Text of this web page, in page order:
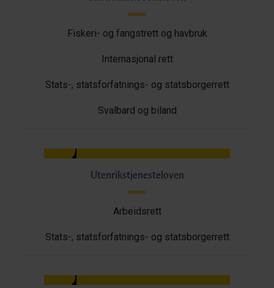
Fiskeri- og fangstrett og havbruk
Internasjonal rett
Stats-, statsforfatnings- og statsborgerrett
Svalbard og biland
Utenrikstjenesteloven
Arbeidsrett
Stats-, statsforfatnings- og statsborgerrett